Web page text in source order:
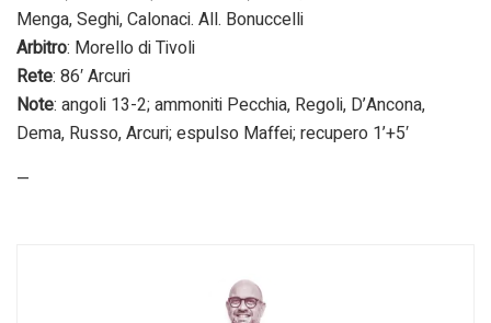
Menga, Seghi, Calonaci. All. Bonuccelli
Arbitro: Morello di Tivoli
Rete: 86′ Arcuri
Note: angoli 13-2; ammoniti Pecchia, Regoli, D’Ancona,
Dema, Russo, Arcuri; espulso Maffei; recupero 1’+5′
—